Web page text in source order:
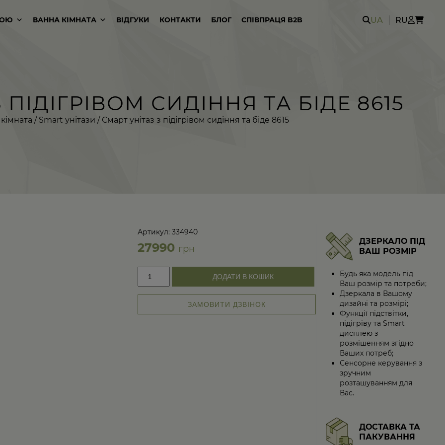
ВАННА КІМНАТА ВІДГУКИ КОНТАКТИ БЛОГ СПІВПРАЦЯ B2B UA RU
СИДІННЯ ТА БІДЕ 8615
/ Smart унітази / Смарт унітаз з підігрівом сидіння та біде 8615
Артикул: 334940
27990 грн
унітаз
з
ДОДАТИ В КОШИК
ЗАМОВИТИ ДЗВІНОК
ДЗЕРКАЛО ПІД
ВАШ РОЗМІР
Будь яка модель під
Ваш розмір та потреби;
Дзеркала в Вашому
дизайні та розмірі;
Функції підствітки,
підігріву та Smart
дисплею з
розмішенням згідно
Ваших потреб;
Сенсорне керування з
зручним
розташуванням для
Вас.
ДОСТАВКА ТА
ПАКУВАННЯ